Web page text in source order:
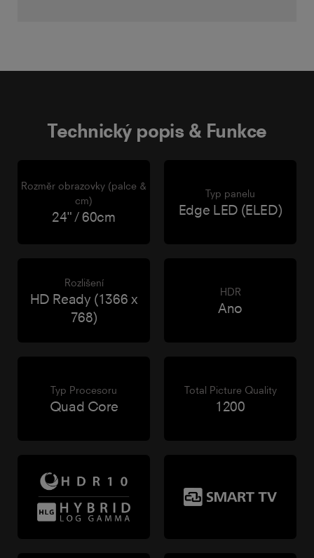
Technický popis & Funkce
Rozměr obrazovky (palce &
cm)
24" / 60cm
Typ panelu
Edge LED (ELED)
Rozlišení
HD Ready (1366 x
768)
HDR
Ano
Typ Procesoru
Quad Core
Total Picture Quality
1200